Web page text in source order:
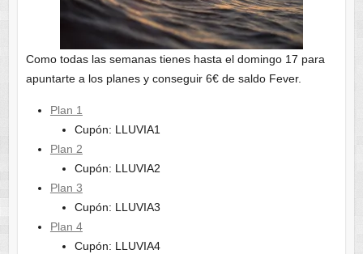
Como todas las semanas tienes hasta el domingo 17 para
apuntarte a los planes y conseguir 6€ de saldo Fever.
Plan 1
Cupón: LLUVIA1
Plan 2
Cupón: LLUVIA2
Plan 3
Cupón: LLUVIA3
Plan 4
Cupón: LLUVIA4